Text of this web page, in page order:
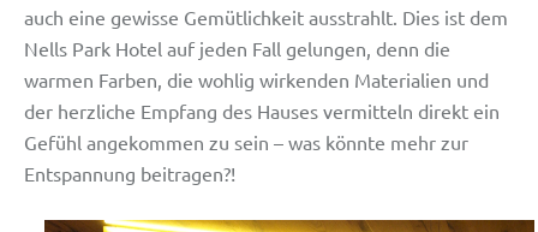
auch eine gewisse Gemütlichkeit ausstrahlt. Dies ist dem
Nells Park Hotel auf jeden Fall gelungen, denn die
warmen Farben, die wohlig wirkenden Materialien und
der herzliche Empfang des Hauses vermitteln direkt ein
Gefühl angekommen zu sein – was könnte mehr zur
Entspannung beitragen?!